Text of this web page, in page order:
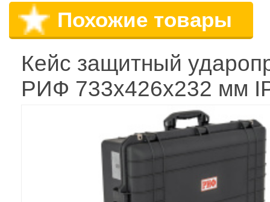
Похожие товары
Кейс защитный
РИФ 733х426х232 мм